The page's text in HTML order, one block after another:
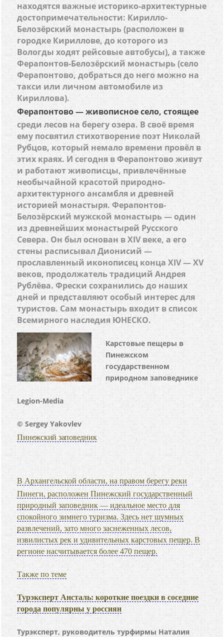
находятся важные историко-архитектурные
достопримечательности: Кирилло-
Белозёрский монастырь (расположен в
городке Кириллове, до которого из
Вологды ходят рейсовые автобусы), а также
Ферапонтов-Белозёрский монастырь (село
Ферапонтово, добраться до него можно на
такси или личном автомобиле из
Кириллова).
Ферапонтово — живописное село, стоящее
среди лесов на берегу озера. В своё время
ему посвятил стихотворение поэт Николай
Рубцов, который немало времени провёл в
этих краях. И сегодня в Ферапонтово живут
и работают живописцы, привлечённые
необычайной красотой природно-
архитектурного ансамбля и древней
историей монастыря. Ферапонтов-
Белозёрский мужской монастырь — один
из древнейших монастырей Русского
Севера. Он был основан в XIV веке, а его
стены расписывал Дионисий —
прославленный иконописец конца XIV — XV
веков, продолжатель традиций Андрея
Рублёва. Фрески сохранились до наших
дней и представляют особый интерес для
туристов. Сам монастырь входит в список
Всемирного наследия ЮНЕСКО.
Карстовые пещеры в
Пинежском
государственном
природном заповеднике
Legion-Media
© Sergey Yakovlev
Пинежский заповедник
В Архангельской области, на правом берегу реки
Пинеги, расположен Пинежский государственный
природный заповедник — идеальное место для
спокойного зимнего туризма. Здесь нет шумных
развлечений, зато много заснеженных лесов,
извилистых рек и удивительных карстовых пещер. В
регионе насчитывается более 470 пещер.
Также по теме
Турэксперт Ансталь: короткие поездки в соседние
города популярны у россиян
Турэксперт, руководитель турфирмы Наталия